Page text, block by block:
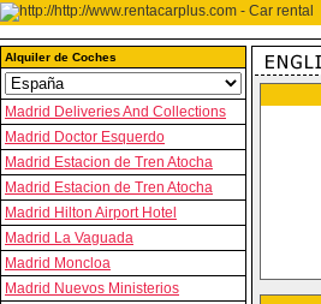
Alquiler de Coches
Madrid Deliveries And Collections
Madrid Doctor Esquerdo
Madrid Estacion de Tren Atocha
Madrid Estacion de Tren Atocha
Madrid Hilton Airport Hotel
Madrid La Vaguada
Madrid Moncloa
Madrid Nuevos Ministerios